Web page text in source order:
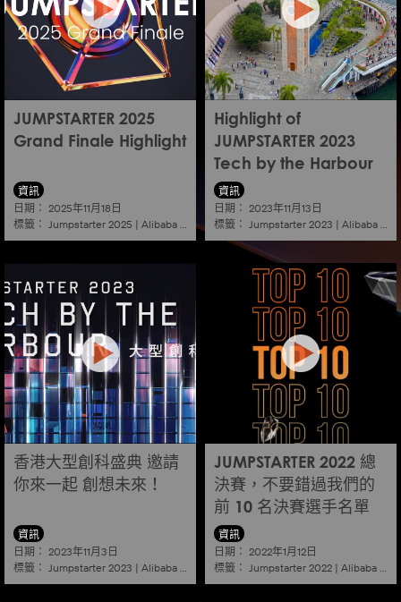
JUMPSTARTER 2025
Grand Finale Highlight
資訊
日期： 2025年11月18日
標籤： Jumpstarter 2025 | Alibaba Aef| Startup
Highlight of
JUMPSTARTER 2023
Tech by the Harbour
資訊
日期： 2023年11月13日
標籤： Jumpstarter 2023 | Alibaba
香港大型創科盛典 邀請
你來一起 創想未來！
資訊
日期： 2023年11月3日
標籤： Jumpstarter 2023 | Alibaba Startup
JUMPSTARTER 2022 總
決賽，不要錯過我們的
前 10 名決賽選手名單
資訊
日期： 2022年1月12日
標籤： Jumpstarter 2022 | Alibaba